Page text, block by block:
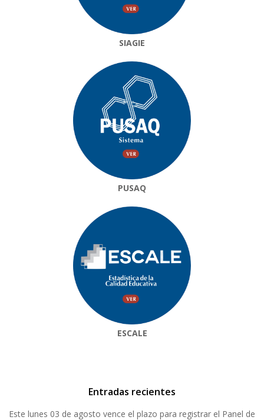
SIAGIE
PUSAQ
ESCALE
Entradas recientes
Este lunes 03 de agosto vence el plazo para registrar el Panel de